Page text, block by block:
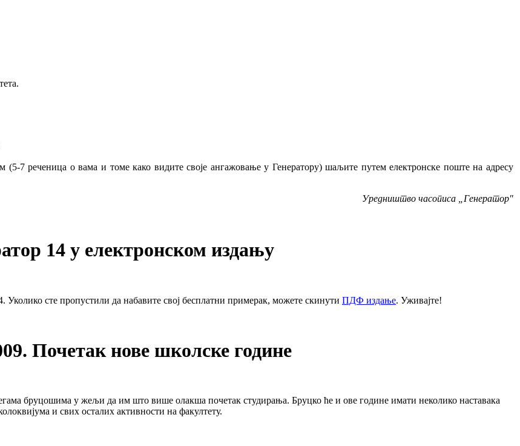
7 реченица о вама и томе како видите своје ангажовање у Генератору) шаљите путем електронске поште на адресу
Уредништво часописа „Генератор"
14 у електронском издању
сте пропустили да набавите свој бесплатни примерак, можете скинути ПДФ издање. Уживајте!
Почетак нове школске године
бруцошима у жељи да им што више олакша почетак студирања. Бруцко ће и ове године имати неколико наставака
и свих осталих активности на факултету.